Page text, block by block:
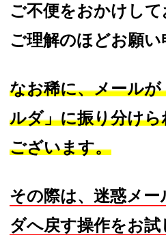
ご不便をおかけし
ご理解のほどお願い
なお稀に、メール
ルダ」に振り分け
ございます。
その際は、迷惑メ
ダへ戻す操作をお試